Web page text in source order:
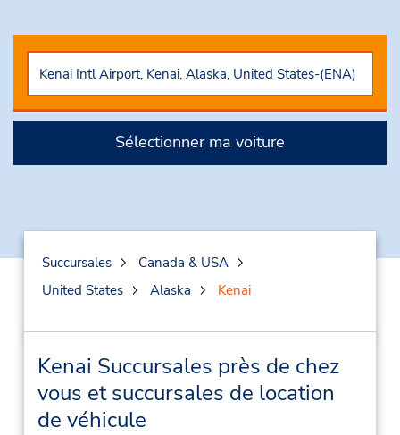
Sélectionner ma voiture
Succursales
Canada & USA
United States
Alaska Kenai
Kenai Succursales près de chez
vous et succursales de location
de véhicule